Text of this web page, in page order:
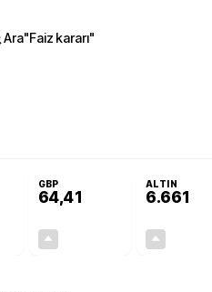
Ara"Faiz kararı"
GBP
64,41
ALTIN
6.661